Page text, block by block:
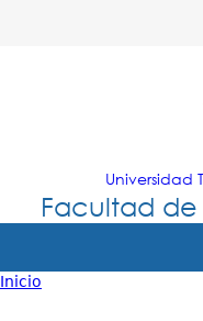
Universidad
Facultad de
Tropical
Inicio